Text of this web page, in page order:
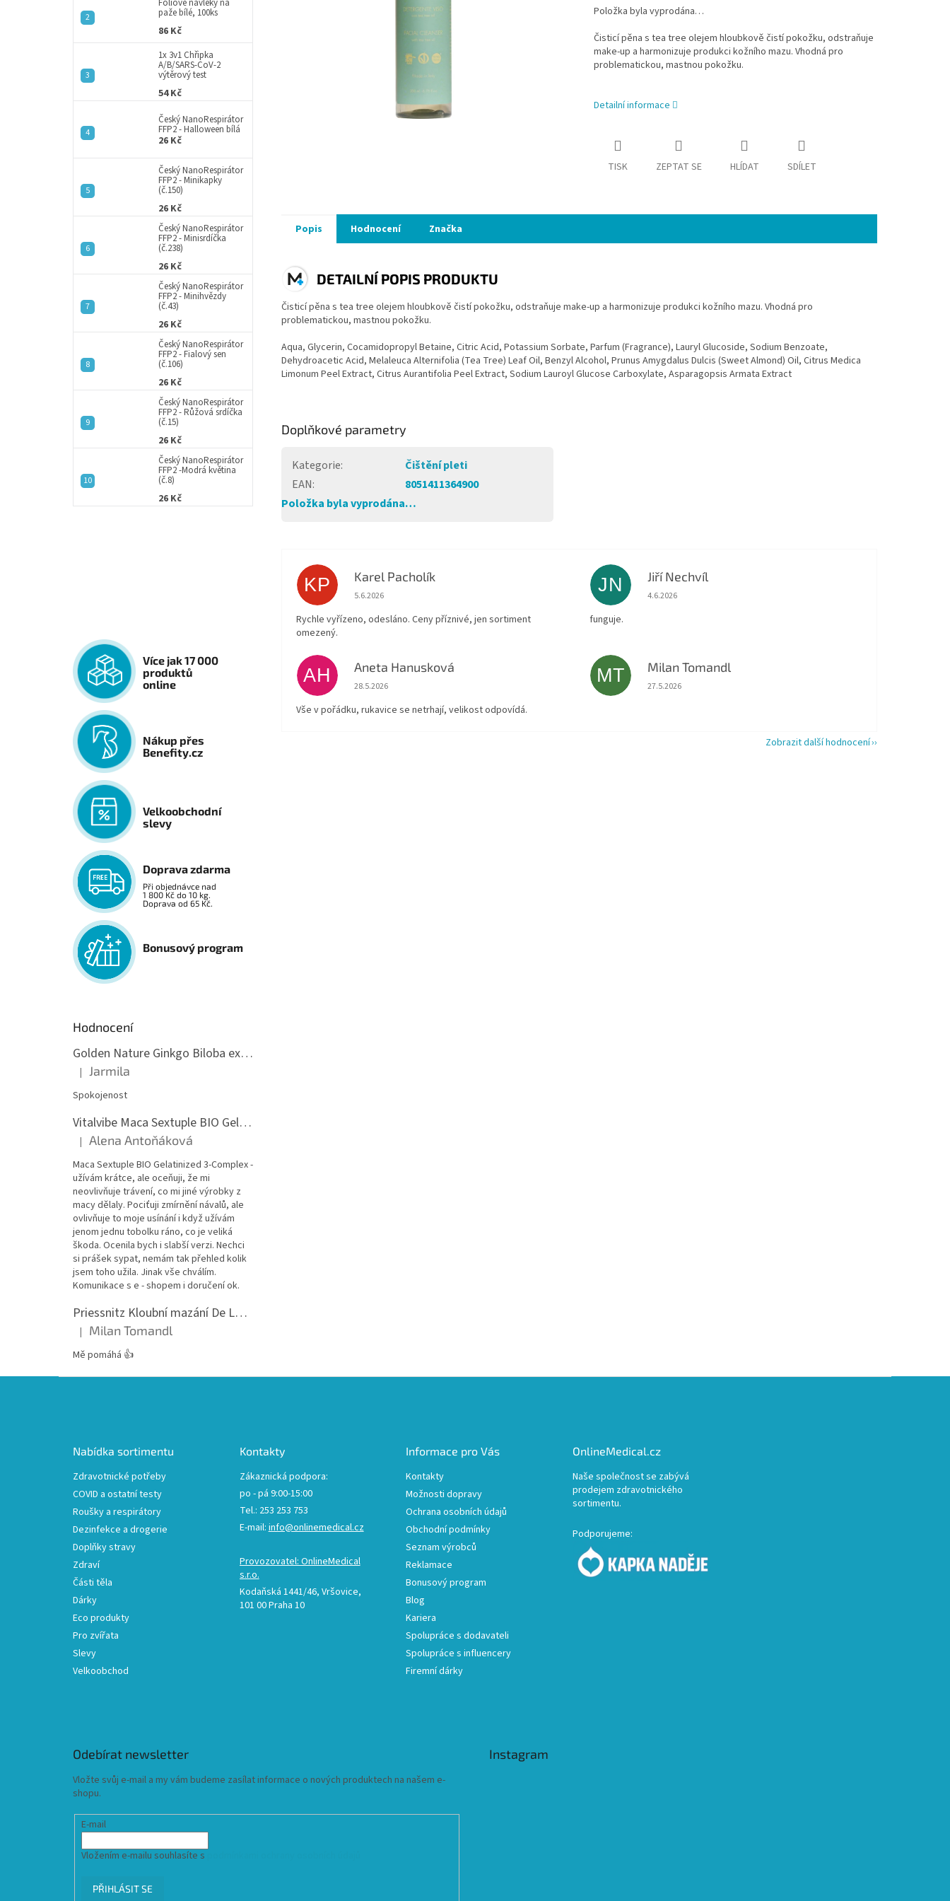
paže bílé, 100ks
86 Kč
1x 3v1 Chřipka
A/B/SARS-CoV-2
výtěrový test
54 Kč
Český NanoRespirátor
FFP2 - Halloween bílá
26 Kč
Český NanoRespirátor
FFP2 - Minikapky
(č.150)
26 Kč
Český NanoRespirátor
FFP2 - Minisrdíčka
(č.238)
26 Kč
Český NanoRespirátor
FFP2 - Minihvězdy
(č.43)
26 Kč
Český NanoRespirátor
FFP2 - Fialový sen
(č.106)
26 Kč
Český NanoRespirátor
FFP2 - Růžová srdíčka
(č.15)
26 Kč
Český NanoRespirátor
FFP2 -Modrá květina
(č.8)
26 Kč
Více jak 17 000
produktů
online
Nákup přes
Benefity.cz
Velkoobchodní
slevy
Doprava zdarma
Při objednávce nad
1 800 Kč do 10 kg.
Doprava od 65 Kč.
Bonusový program
Hodnocení
Golden Nature Ginkgo Biloba extrakt 50:1 60mg, 100 kapslí
Hodnocení produktu je 5 z 5 hvězdiček.
| Jarmila
Spokojenost
Vitalvibe Maca Sextuple BIO Gelatinized 3-Complex, 60 kapslí
Hodnocení produktu je 5 z 5 hvězdiček.
| Alena Antoňáková
Maca Sextuple BIO Gelatinized 3-Complex -
užívám krátce, ale oceňuji, že mi
neovlivňuje trávení, co mi jiné výrobky z
macy dělaly. Pociťuji zmírnění návalů, ale
ovlivňuje to moje usínání i když užívám
jenom jednu tobolku ráno, co je veliká
škoda. Ocenila bych i slabší verzi. Nechci
si prášek sypat, nemám tak přehled kolik
jsem toho užila. Jinak vše chválím.
Komunikace s e - shopem i doručení ok.
Priessnitz Kloubní mazání De Luxe, 200ml
Hodnocení produktu je 5 z 5 hvězdiček.
| Milan Tomandl
Mě pomáhá 👍
Položka byla vyprodána…
Čisticí pěna s tea tree olejem hloubkově čistí pokožku, odstraňuje
make-up a harmonizuje produkci kožního mazu. Vhodná pro
problematickou, mastnou pokožku.
Detailní informace
TISK ZEPTAT SE HLÍDAT SDÍLET
Popis Hodnocení Značka
DETAILNÍ POPIS PRODUKTU
Čisticí pěna s tea tree olejem hloubkově čistí pokožku, odstraňuje make-up a harmonizuje produkci kožního mazu. Vhodná pro
problematickou, mastnou pokožku.
Aqua, Glycerin, Cocamidopropyl Betaine, Citric Acid, Potassium Sorbate, Parfum (Fragrance), Lauryl Glucoside, Sodium Benzoate,
Dehydroacetic Acid, Melaleuca Alternifolia (Tea Tree) Leaf Oil, Benzyl Alcohol, Prunus Amygdalus Dulcis (Sweet Almond) Oil, Citrus Medica
Limonum Peel Extract, Citrus Aurantifolia Peel Extract, Sodium Lauroyl Glucose Carboxylate, Asparagopsis Armata Extract
Doplňkové parametry
Kategorie:
Čištění pleti
EAN:
8051411364900
Položka byla vyprodána…
KP Karel Pacholík
Hodnocení obchodu je 4 z 5 hvězdiček.
5.6.2026
Rychle vyřízeno, odesláno. Ceny příznivé, jen sortiment
omezený.
JN Jiří Nechvíl
Hodnocení obchodu je 5 z 5 hvězdiček.
4.6.2026
funguje.
AH Aneta Hanusková
Hodnocení obchodu je 5 z 5 hvězdiček.
28.5.2026
Vše v pořádku, rukavice se netrhají, velikost odpovídá.
MT Milan Tomandl
Hodnocení obchodu je 5 z 5 hvězdiček.
27.5.2026
Zobrazit další hodnocení
Nabídka sortimentu
Zdravotnické potřeby
COVID a ostatní testy
Roušky a respirátory
Dezinfekce a drogerie
Doplňky stravy
Zdraví
Části těla
Dárky
Eco produkty
Pro zvířata
Slevy
Velkoobchod
Kontakty
Zákaznická podpora:
po - pá 9:00-15:00
Tel.: 253 253 753
E-mail: info@onlinemedical.cz
Provozovatel: OnlineMedical
s.r.o.
Kodaňská 1441/46, Vršovice,
101 00 Praha 10
Informace pro Vás
Kontakty
Možnosti dopravy
Ochrana osobních údajů
Obchodní podmínky
Seznam výrobců
Reklamace
Bonusový program
Blog
Kariera
Spolupráce s dodavateli
Spolupráce s influencery
Firemní dárky
OnlineMedical.cz
Naše společnost se zabývá
prodejem zdravotnického
sortimentu.
Podporujeme:
Odebírat newsletter
Vložte svůj e-mail a my vám budeme zasílat informace o nových produktech na našem e-
shopu.
E-mail
Vložením e-mailu souhlasíte s
PŘIHLÁSIT SE
Instagram